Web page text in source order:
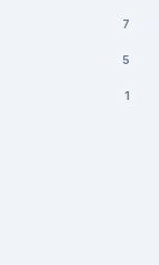
7
5
1